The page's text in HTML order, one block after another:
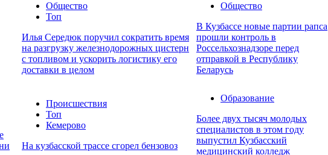
Общество
Топ
Илья Середюк поручил сократить время
на разгрузку железнодорожных цистерн
с топливом и ускорить логистику его
доставки в целом
Общество
В Кузбассе новые партии рапса
прошли контроль в
Россельхознадзоре перед
отправкой в Республику
Беларусь
Происшествия
Топ
Кемерово
На кузбасской трассе сгорел бензовоз
Образование
Более двух тысяч молодых
специалистов в этом году
выпустил Кузбасский
медицинский колледж